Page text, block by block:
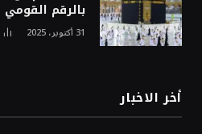
بالرقم القومي
31 أكتوبر، 2025
أخر الاخبار